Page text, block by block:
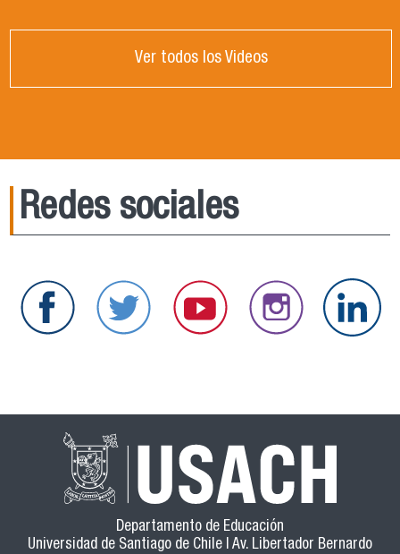
Ver todos los Videos
Redes sociales
Departamento de Educación
Universidad de Santiago de Chile | Av. Libertador Bernardo